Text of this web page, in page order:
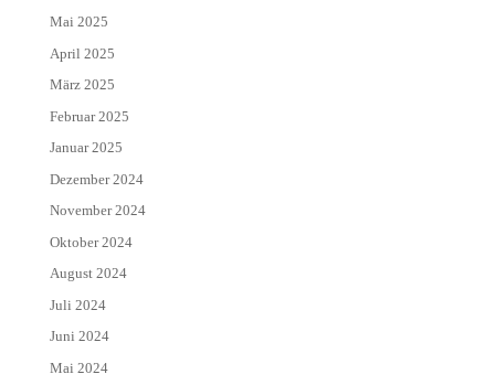
Mai 2025
April 2025
März 2025
Februar 2025
Januar 2025
Dezember 2024
November 2024
Oktober 2024
August 2024
Juli 2024
Juni 2024
Mai 2024